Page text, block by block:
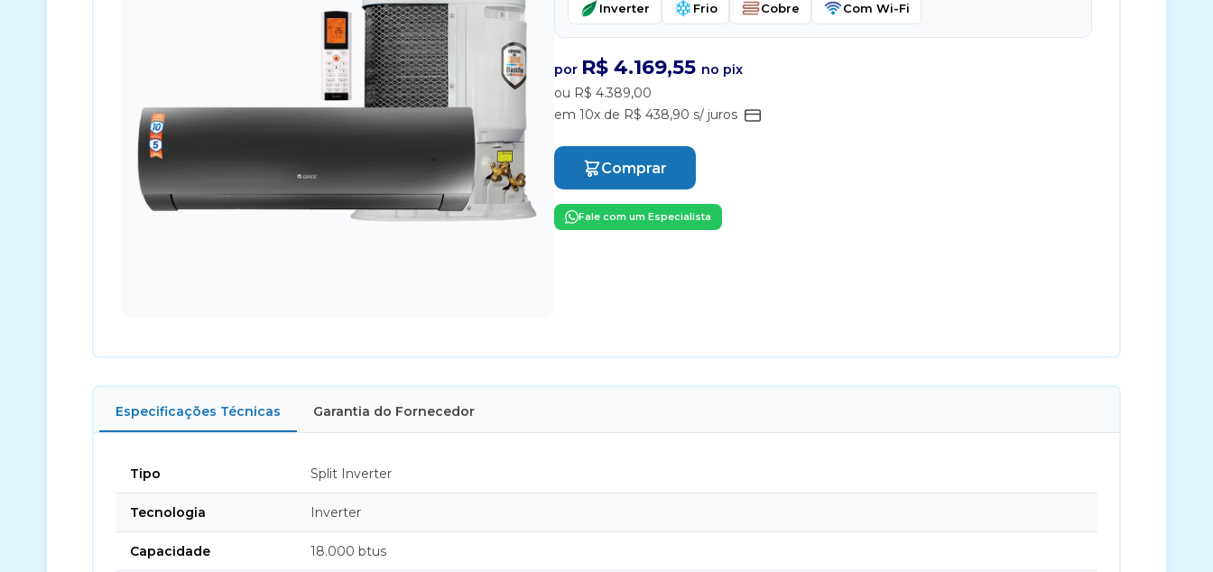
Inverter Frio Cobre Com Wi-Fi
por R$ 4.169,55 no pix
ou R$ 4.389,00
em 10x de R$ 438,90 s/ juros
Comprar
Fale com um Especialista
Especificações Técnicas Garantia do Fornecedor
Tipo Split Inverter
Tecnologia Inverter
Capacidade 18.000 btus